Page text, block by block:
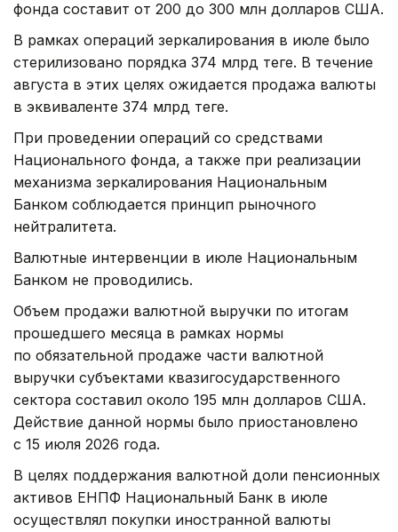
фонда составит от 200 до 300 млн долларов США.
В рамках операций зеркалирования в июле было
стерилизовано порядка 374 млрд теңге. В течение
августа в этих целях ожидается продажа валюты
в эквиваленте 374 млрд теңге.
При проведении операций со средствами
Национального фонда, а также при реализации
механизма зеркалирования Национальным
Банком соблюдается принцип рыночного
нейтралитета.
Валютные интервенции в июле Национальным
Банком не проводились.
Объем продажи валютной выручки по итогам
прошедшего месяца в рамках нормы
по обязательной продаже части валютной
выручки субъектами квазигосударственного
сектора составил около 195 млн долларов США.
Действие данной нормы было приостановлено
с 15 июля 2026 года.
В целях поддержания валютной доли пенсионных
активов ЕНПФ Национальный Банк в июле
осуществлял покупки иностранной валюты